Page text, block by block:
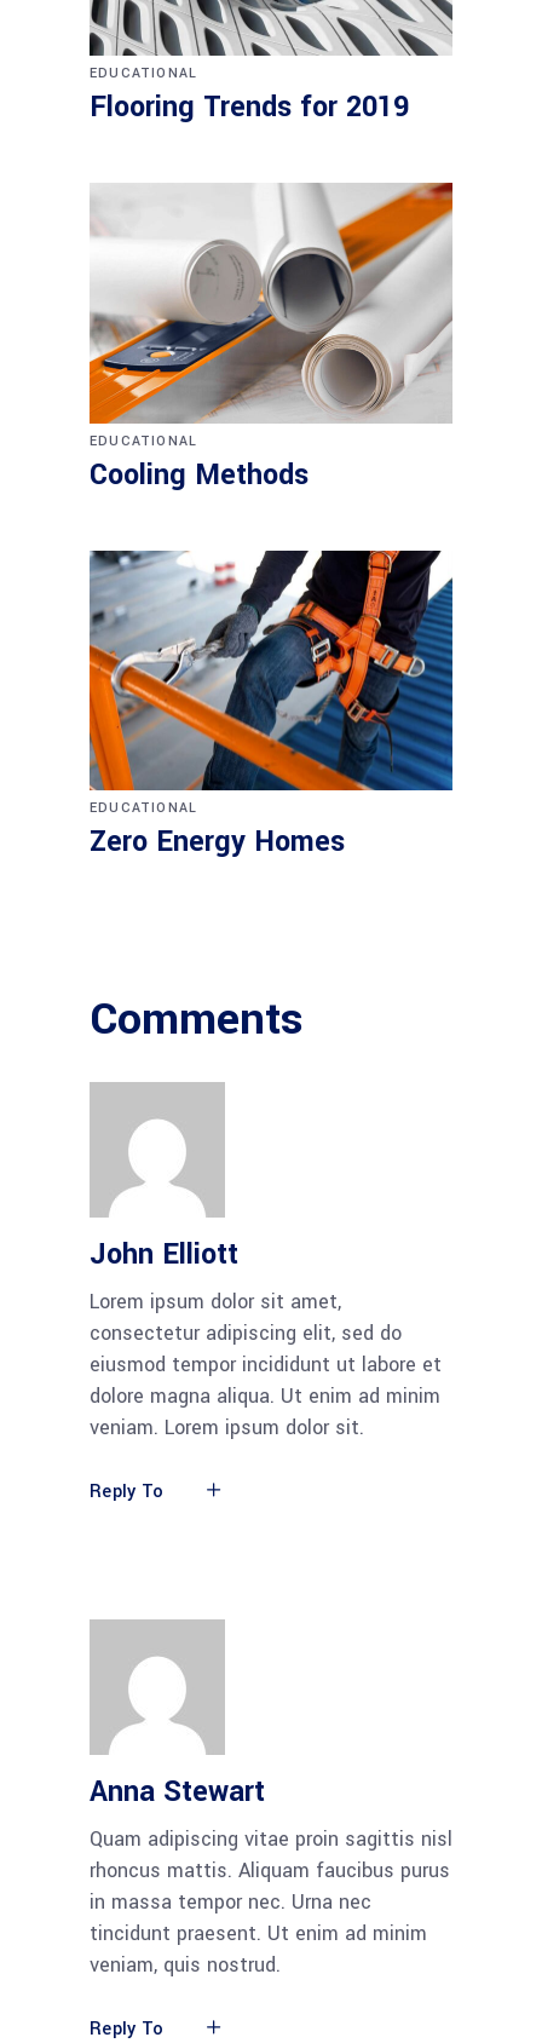
EDUCATIONAL
Flooring Trends for 2019
EDUCATIONAL
Cooling Methods
EDUCATIONAL
Zero Energy Homes
Comments
John Elliott
Lorem ipsum dolor sit amet,
consectetur adipiscing elit, sed do
eiusmod tempor incididunt ut labore et
dolore magna aliqua. Ut enim ad minim
veniam. Lorem ipsum dolor sit.
Reply To
Anna Stewart
Quam adipiscing vitae proin sagittis nisl
rhoncus mattis. Aliquam faucibus purus
in massa tempor nec. Urna nec
tincidunt praesent. Ut enim ad minim
veniam, quis nostrud.
Reply To